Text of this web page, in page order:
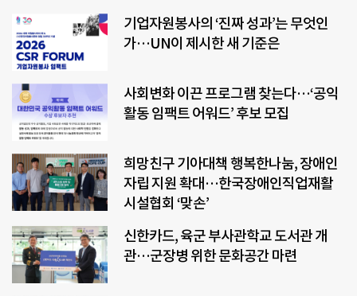
기업자원봉사의 ‘진짜 성과’는 무엇인
가…UN이 제시한 새 기준은
사회변화 이끈 프로그램 찾는다…‘공익
활동 임팩트 어워드’ 후보 모집
희망친구 기아대책 행복한나눔, 장애인
자립 지원 확대…한국장애인직업재활
시설협회 ‘맞손’
신한카드, 육군 부사관학교 도서관 개
관…군장병 위한 문화공간 마련